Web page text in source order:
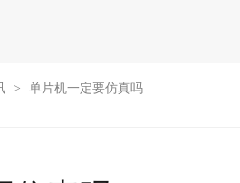
> 单片机一定要仿真吗